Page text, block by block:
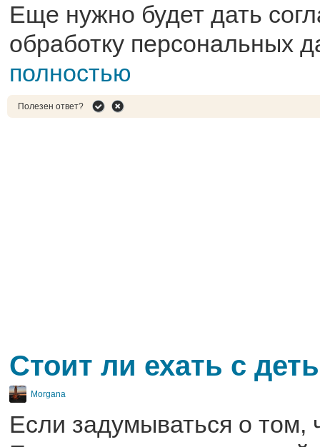
Еще нужно будет дать
обработку персональных
полностью
Полезен ответ?
Стоит ли ехать с
Morgana
Если задумываться о том,